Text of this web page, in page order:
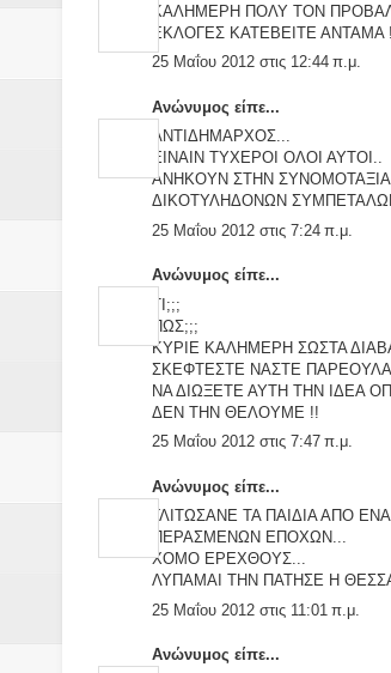
ΚΑΛΗΜΕΡΗ ΠΟΛΥ ΤΟΝ
ΕΚΛΟΓΕΣ ΚΑΤΕΒΕΙΤΕ ΑΝΤΑΜΑ
25 Μαΐου 2012 στις 12:44 π.μ.
Ανώνυμος είπε...
ΑΝΤΙΔΗΜΑΡΧΟΣ...
ΕΙΝΑΙΝ ΤΥΧΕΡΟΙ ΟΛΟΙ ΑΥΤΟΙ..
ΑΝΗΚΟΥΝ ΣΤΗΝ
ΔΙΚΟΤΥΛΗΔΟΝΩΝ
25 Μαΐου 2012 στις 7:24 π.μ.
Ανώνυμος είπε...
ΤΙ;;;
ΠΩΣ;;;
ΚΥΡΙΕ ΚΑΛΗΜΕΡΗ ΣΩΣΤΑ
ΣΚΕΦΤΕΣΤΕ ΝΑΣΤΕ
ΝΑ ΔΙΩΞΕΤΕ ΑΥΤΗ ΤΗΝ ΙΔΕΑ
ΔΕΝ ΤΗΝ ΘΕΛΟΥΜΕ !!
25 Μαΐου 2012 στις 7:47 π.μ.
Ανώνυμος είπε...
ΓΛΙΤΩΣΑΝΕ ΤΑ ΠΑΙΔΙΑ ΑΠΟ
ΠΕΡΑΣΜΕΝΩΝ ΕΠΟΧΩΝ...
ΧΟΜΟ ΕΡΕΧΘΟΥΣ...
ΛΥΠΑΜΑΙ ΤΗΝ ΠΑΤΗΣΕ Η
25 Μαΐου 2012 στις 11:01 π.μ.
Ανώνυμος είπε...